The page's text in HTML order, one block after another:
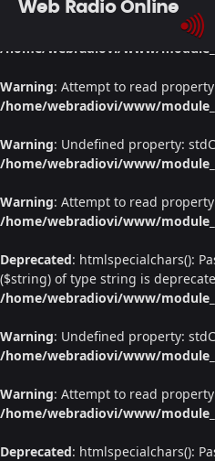
: Undefined property:
/home/webradiovi/www/
Warning: Attempt to read
/home/webradiovi/www/
Warning: Undefined property:
/home/webradiovi/www/
Warning: Attempt to read
/home/webradiovi/www/
Deprecated: htmlspecialchars():
($string) of type string is
/home/webradiovi/www/
Warning: Undefined property:
/home/webradiovi/www/
Warning: Attempt to read
/home/webradiovi/www/
Deprecated: htmlspecialchars():
Web Radio Online